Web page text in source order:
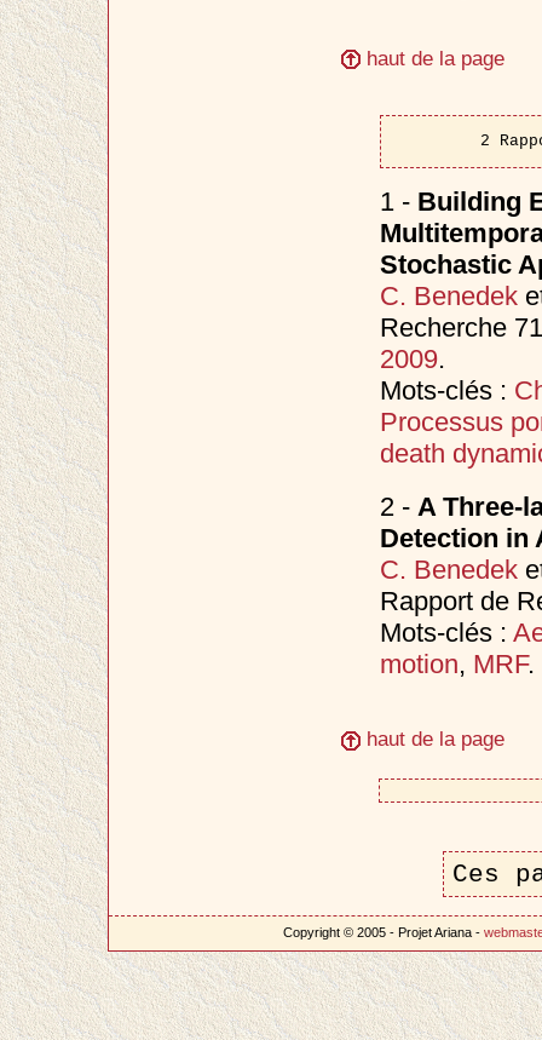
haut de la page
2
1 - Building
Stochastic
C. Benedek
Recherche
2009.
Mots-clés :
Processus
death
2 - A Three-
Detection in
C. Benedek
Rapport de
Mots-clés :
motion, MRF.
haut de la page
Ces
Copyright © 2005 - Projet Ariana -